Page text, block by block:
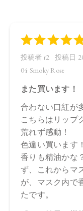
リンゴ酸ジイソステ
ウ、酸化スズ、ホウ
【原産国】
日本
【メーカー品番】
店舗でお問い合わせ
01：4570106739877
02：4570106739884
03：4570106739891
04：4570106739907
【店舗発売日】
CosmeKitchen 2025/1/
Biople 2025/1/10